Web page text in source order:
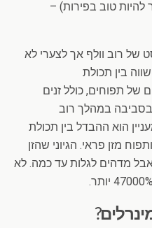
טוב בפירות) –
רוב וולף אך לצערי לא
בין תכולת
של 300 זנים שונים של תפוחים, כולל זנים
בסביבה במהלך רוב
הוא ההבדל בין תכולת
מזן פראי. הגיוני שהזן
אבל מדהים לגלות עד כמה. לא